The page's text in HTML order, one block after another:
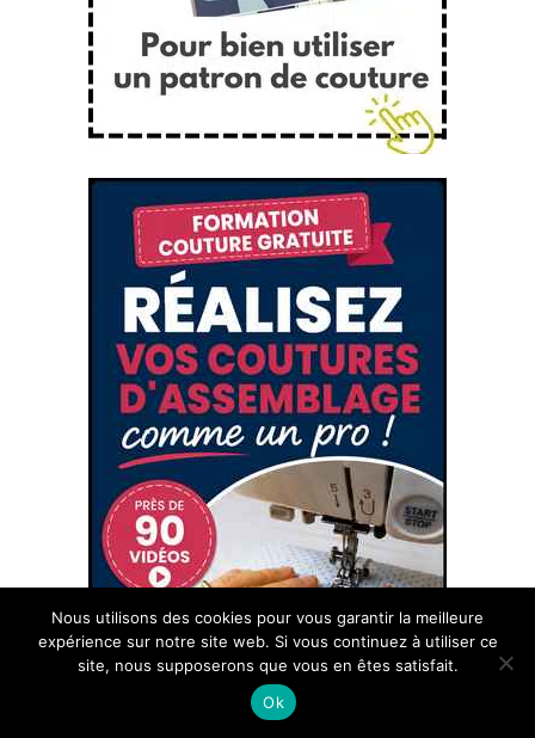
Nous utilisons des cookies pour vous garantir la meilleure
expérience sur notre site web. Si vous continuez à utiliser ce
site, nous supposerons que vous en êtes satisfait.
Ok